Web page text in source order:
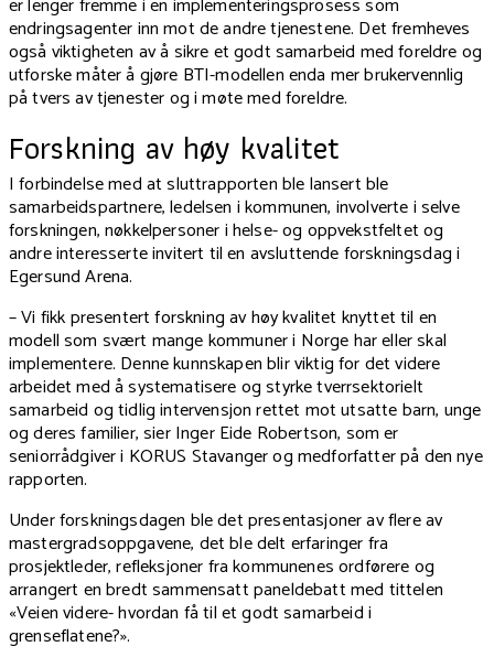
er lenger fremme i en implementeringsprosess som
endringsagenter inn mot de andre tjenestene. Det fremheves
også viktigheten av å sikre et godt samarbeid med foreldre og
utforske måter å gjøre BTI-modellen enda mer brukervennlig
på tvers av tjenester og i møte med foreldre.
Forskning av høy kvalitet
I forbindelse med at sluttrapporten ble lansert ble
samarbeidspartnere, ledelsen i kommunen, involverte i selve
forskningen, nøkkelpersoner i helse- og oppvekstfeltet og
andre interesserte invitert til en avsluttende forskningsdag i
Egersund Arena.
– Vi fikk presentert forskning av høy kvalitet knyttet til en
modell som svært mange kommuner i Norge har eller skal
implementere. Denne kunnskapen blir viktig for det videre
arbeidet med å systematisere og styrke tverrsektorielt
samarbeid og tidlig intervensjon rettet mot utsatte barn, unge
og deres familier, sier Inger Eide Robertson, som er
seniorrådgiver i KORUS Stavanger og medforfatter på den nye
rapporten.
Under forskningsdagen ble det presentasjoner av flere av
mastergradsoppgavene, det ble delt erfaringer fra
prosjektleder, refleksjoner fra kommunenes ordførere og
arrangert en bredt sammensatt paneldebatt med tittelen
«Veien videre- hvordan få til et godt samarbeid i
grenseflatene?».